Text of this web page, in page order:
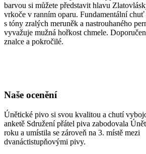
barvou si můžete představit hlavu
vrkoče v ranním oparu. Fundamentální chuť
s tóny zralých meruněk a nastrouhaného
vyvažuje mužná hořkost chmele.
znalce a pokročilé.
Naše ocenění
Únětické pivo si svou kvalitou a chutí
anketě Sdružení přátel piva zabodovala
roku a umístila se zároveň na 3. místě mezi
dvanáctistupňovými pivy.